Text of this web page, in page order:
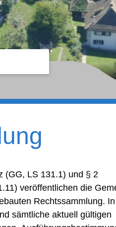
(GG, LS 131.1) und § 2
veröffentlichen die
Rechtssammlung.
sämtliche aktuell gültigen